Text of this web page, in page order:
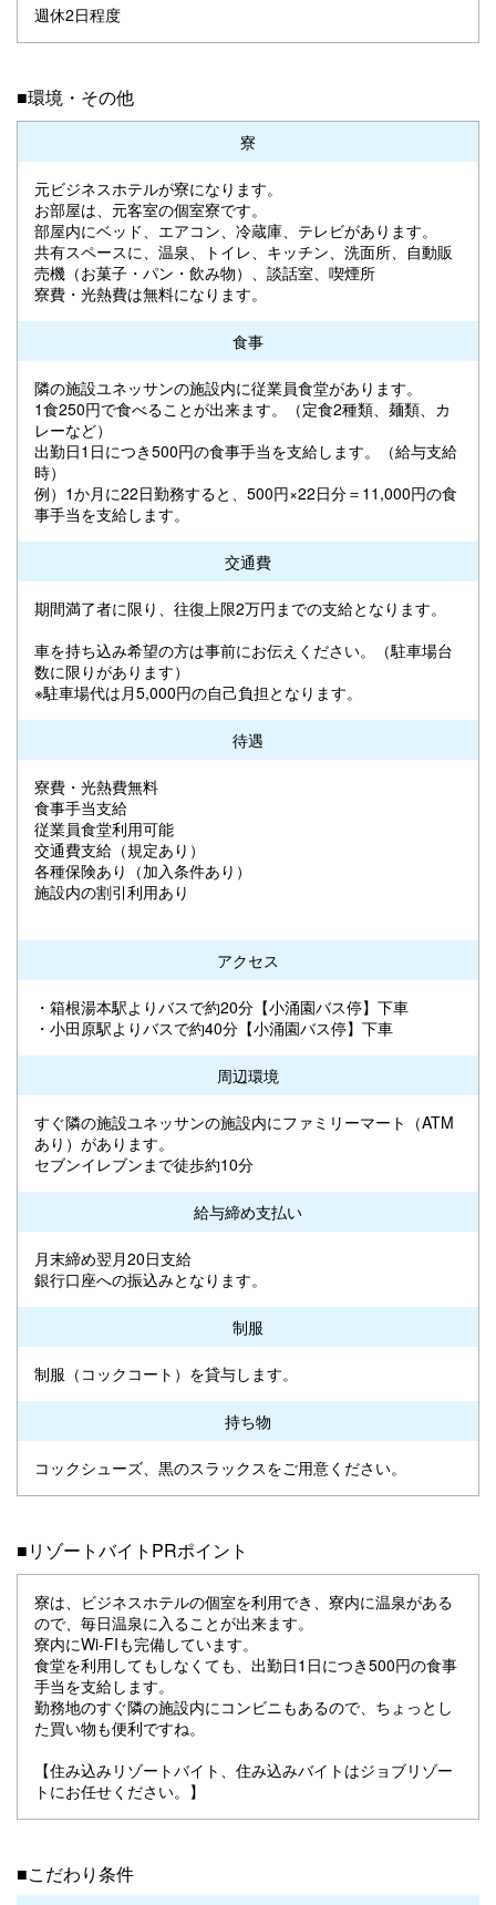
週休2日程度
■環境・その他
寮
元ビジネスホテルが寮になります。
お部屋は、元客室の個室寮です。
部屋内にベッド、エアコン、冷蔵庫、テレビがあります。
共有スペースに、温泉、トイレ、キッチン、洗面所、自動販
売機（お菓子・パン・飲み物）、談話室、喫煙所
寮費・光熱費は無料になります。
食事
隣の施設ユネッサンの施設内に従業員食堂があります。
1食250円で食べることが出来ます。（定食2種類、麺類、カ
レーなど）
出勤日1日につき500円の食事手当を支給します。（給与支給
時）
例）1か月に22日勤務すると、500円×22日分＝11,000円の食
事手当を支給します。
交通費
期間満了者に限り、往復上限2万円までの支給となります。
車を持ち込み希望の方は事前にお伝えください。（駐車場台
数に限りがあります）
※駐車場代は月5,000円の自己負担となります。
待遇
寮費・光熱費無料
食事手当支給
従業員食堂利用可能
交通費支給（規定あり）
各種保険あり（加入条件あり）
施設内の割引利用あり
アクセス
・箱根湯本駅よりバスで約20分【小涌園バス停】下車
・小田原駅よりバスで約40分【小涌園バス停】下車
周辺環境
すぐ隣の施設ユネッサンの施設内にファミリーマート（ATM
あり）があります。
セブンイレブンまで徒歩約10分
給与締め支払い
月末締め翌月20日支給
銀行口座への振込みとなります。
制服
制服（コックコート）を貸与します。
持ち物
コックシューズ、黒のスラックスをご用意ください。
■リゾートバイトPRポイント
寮は、ビジネスホテルの個室を利用でき、寮内に温泉がある
ので、毎日温泉に入ることが出来ます。
寮内にWi-FIも完備しています。
食堂を利用してもしなくても、出勤日1日につき500円の食事
手当を支給します。
勤務地のすぐ隣の施設内にコンビニもあるので、ちょっとし
た買い物も便利ですね。
【住み込みリゾートバイト、住み込みバイトはジョブリゾー
トにお任せください。】
■こだわり条件